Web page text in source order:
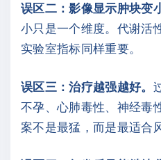
误区二：影像显示肿块变
小只是一个维度。代谢活
实验室指标同样重要。
误区三：治疗越强越好。
不孕、心肺毒性、神经毒
案不是最猛，而是最适合